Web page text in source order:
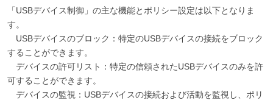
「USBデバイス制御」の主な機能とポリシー設定は以下となりま
す。
USBデバイスのブロック：特定のUSBデバイスの接続をブロック
することができます。
デバイスの許可リスト：特定の信頼されたUSBデバイスのみを許
可することができます。
デバイスの監視：USBデバイスの接続および活動を監視し、ポリ